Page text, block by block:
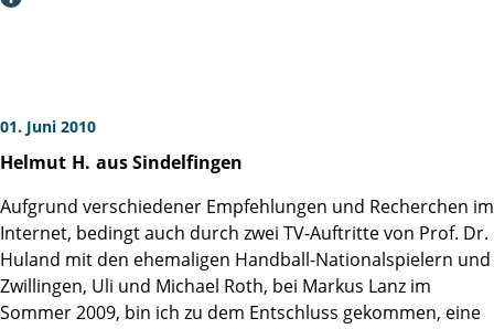
gleichzeitig Menschlichkeit habe ich mich sofort gut
aufgehoben gefühlt. Die Operation (nervenerhaltend) ist
hervorragend verlaufen, so dass ich heute wieder
vollkommen "hergestellt" bin. Besonders begeistert bin ich
noch heute von Ihrem täglichen "Vorbeischauen" nach der
OP im Klinikum. Sie haben sich wirklich um mich
gekümmert, wofür ich mich noch einmal ausdrücklich
bedanken möchte ! Natürlich möchte ich mich auch bei
01. Juni 2010
Helmut H. aus Sindelfingen
Aufgrund verschiedener Empfehlungen und Recherchen im
Internet, bedingt auch durch zwei TV-Auftritte von Prof. Dr.
Huland mit den ehemaligen Handball-Nationalspielern und
Zwillingen, Uli und Michael Roth, bei Markus Lanz im
Sommer 2009, bin ich zu dem Entschluss gekommen, eine